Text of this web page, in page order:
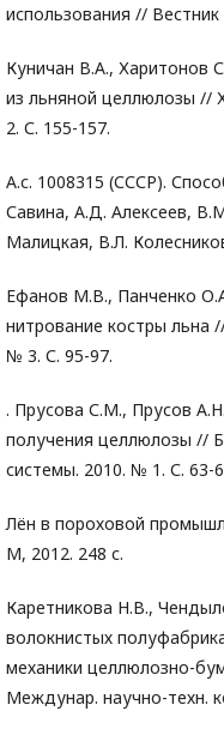
использования //
Куничан В.А., Харитонов
из льняной целлюлозы //
2. С. 155-157.
А.с. 1008315 (СССР).
Савина, А.Д. Алексеев,
Малицкая, В.Л.
Ефанов М.В., Панченко
нитрование костры льна
№ 3. С. 95-97.
. Прусова С.М., Прусов
получения целлюлозы //
системы. 2010. № 1. С. 63-
Лён в пороховой
М, 2012. 248 с.
Каретникова Н.В.,
волокнистых
механики целлюлозно-
Междунар. научно-техн.